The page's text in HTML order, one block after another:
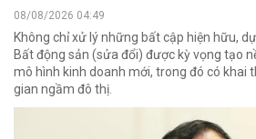
08/08/2026 04:49
Không chỉ xử lý những bất cập hiện hữu,
Bất động sản (sửa đổi) được kỳ vọng tạo
mô hình kinh doanh mới, trong đó có khai
gian ngầm đô thị.